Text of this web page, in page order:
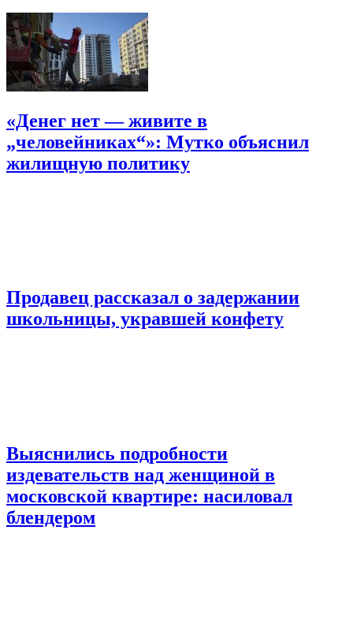
«Денег нет — живите в
„человейниках“»: Мутко объяснил
жилищную политику
Продавец рассказал о задержании
школьницы, укравшей конфету
Выяснились подробности
издевательств над женщиной в
московской квартире: насиловал
блендером